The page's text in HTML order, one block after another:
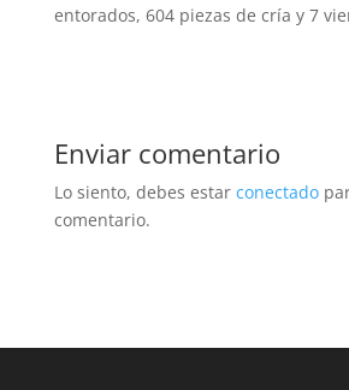
entorados, 604 piezas de cría y 7
Enviar comentario
Lo siento, debes estar conectado
comentario.